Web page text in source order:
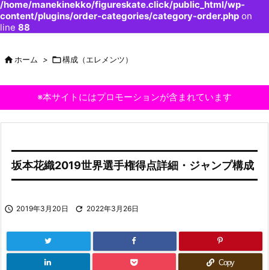
/home/manekinekko/figureskate.click/public_html/wp-
content/plugins/order-categories/category-order.php on
line 88
ホーム > 構成（エレメンツ）
※本サイトにはプロモーションが含まれています
坂本花織2019世界選手権得点詳細・ジャンプ構成
 2019年3月20日  2022年3月26日
Copy